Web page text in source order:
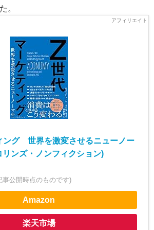
。
ング 世界を激変させるニューノー
リンズ・ノンフィクション)
事公開時点のものです)
Amazon
楽天市場